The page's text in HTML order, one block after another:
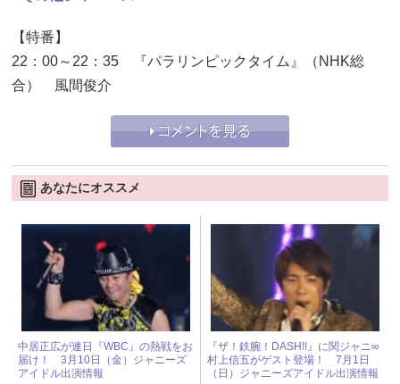
【特番】
22：00～22：35 『パラリンピックタイム』（NHK総
合） 風間俊介
あなたにオススメ
中居正広が連日『WBC』の熱戦をお
届け！ 3月10日（金）ジャニーズ
アイドル出演情報
『ザ！鉄腕！DASH!!』に関ジャニ∞
村上信五がゲスト登場！ 7月1日
（日）ジャニーズアイドル出演情報